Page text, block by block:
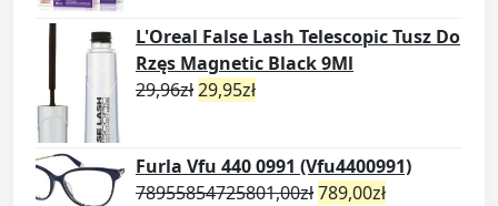
L'Oreal False Lash Telescopic Tusz Do
Rzęs Magnetic Black 9Ml
29,96zł29,95zł
Furla Vfu 440 0991 (Vfu4400991)
78955854725801,00zł789,00zł